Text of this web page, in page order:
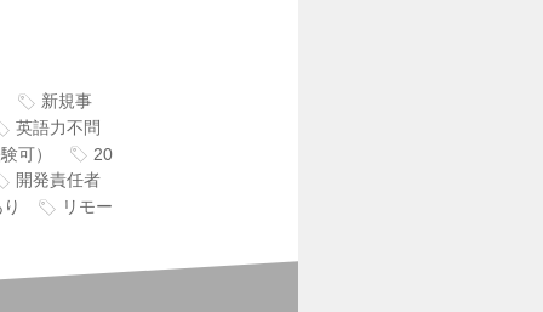
新規事
英語力不問
可）
20
開発責任者
リモー